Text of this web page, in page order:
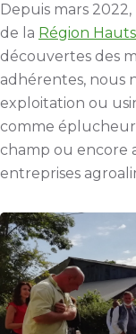
Depuis mars
de la Région
découvertes des
adhérentes, nous
exploitation ou
comme éplucheur
champ ou encore
entreprises